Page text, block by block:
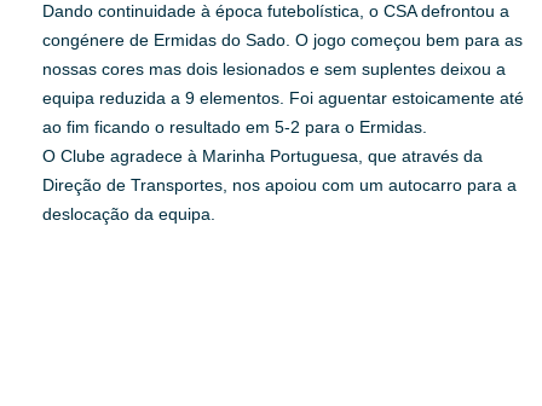
Dando continuidade à época futebolística, o CSA defrontou a
congénere de Ermidas do Sado. O jogo começou bem para as
nossas cores mas dois lesionados e sem suplentes deixou a
equipa reduzida a 9 elementos. Foi aguentar estoicamente até
ao fim ficando o resultado em 5-2 para o Ermidas.
O Clube agradece à Marinha Portuguesa, que através da
Direção de Transportes, nos apoiou com um autocarro para a
deslocação da equipa.